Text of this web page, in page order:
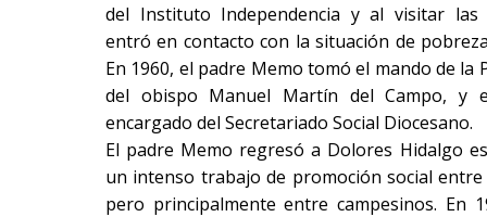
del Instituto Independencia y al visitar las
entró en contacto con la situación de
En 1960, el padre Memo tomó el mando de
del obispo Manuel Martín del Campo, y
encargado del Secretariado Social Diocesano.
El padre Memo regresó a Dolores Hidalgo
un intenso trabajo de promoción social
pero principalmente entre campesinos. En